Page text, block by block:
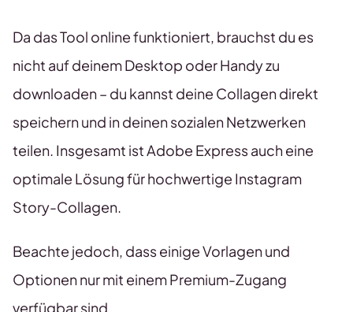
Da das Tool online funktioniert, brauchst du es
nicht auf deinem Desktop oder Handy zu
downloaden – du kannst deine Collagen direkt
speichern und in deinen sozialen Netzwerken
teilen. Insgesamt ist Adobe Express auch eine
optimale Lösung für hochwertige Instagram
Story-Collagen.
Beachte jedoch, dass einige Vorlagen und
Optionen nur mit einem Premium-Zugang
verfügbar sind.